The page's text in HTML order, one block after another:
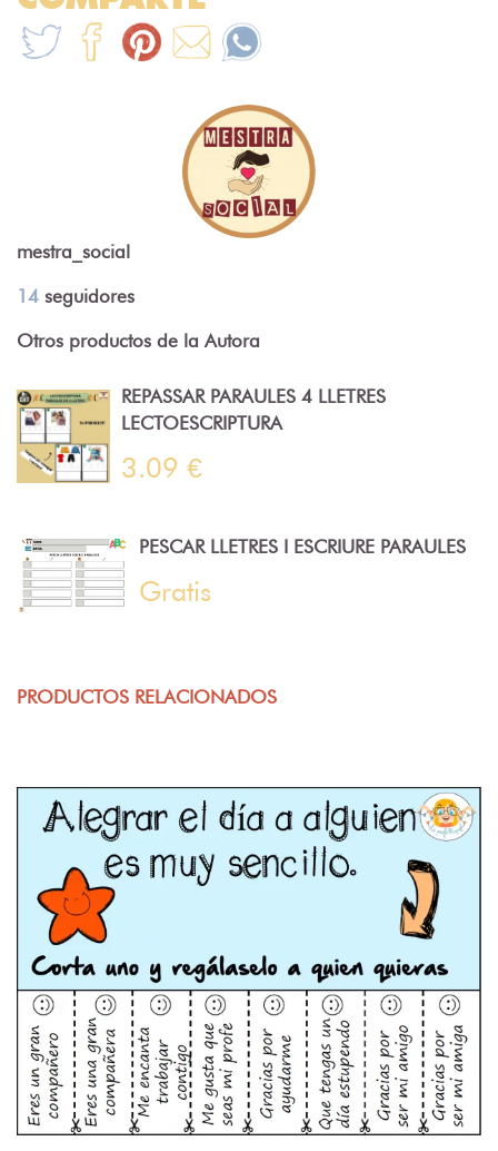
mestra_social
14 seguidores
Otros productos de la Autora
REPASSAR PARAULES 4 LLETRES
LECTOESCRIPTURA
3.09 €
PESCAR LLETRES I ESCRIURE PARAULES
Gratis
PRODUCTOS RELACIONADOS